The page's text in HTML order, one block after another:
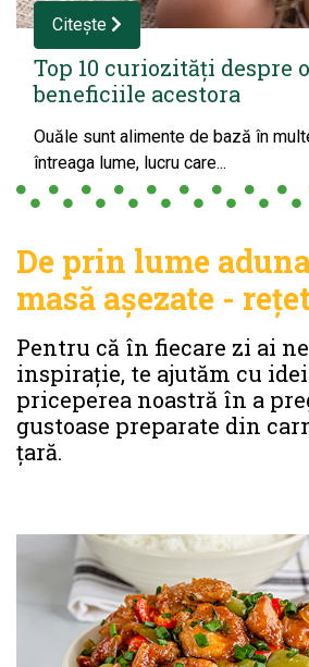
Citește
Top 10 curiozități despre
beneficiile acestora
Ouăle sunt alimente de bază în
întreaga lume, lucru care...
De prin lume
masă așezate -
Pentru că în fiecare zi ai
inspirație, te ajutăm cu
priceperea noastră în a
gustoase preparate din
țară.